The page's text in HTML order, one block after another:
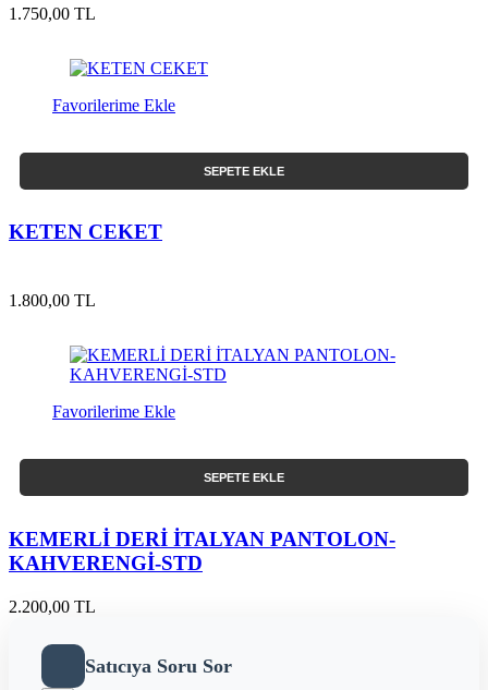
1.750,00 TL
Favorilerime Ekle
SEPETE EKLE
KETEN CEKET
1.800,00 TL
Favorilerime Ekle
SEPETE EKLE
KEMERLİ DERİ İTALYAN PANTOLON-
KAHVERENGİ-STD
2.200,00 TL
Satıcıya Soru Sor